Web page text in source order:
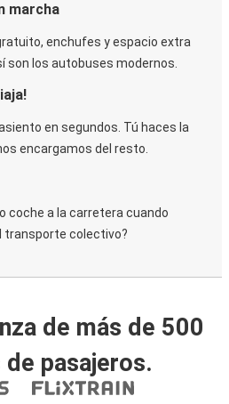
marcha
enchufes y espacio extra
son los autobuses modernos.
en segundos. Tú haces la
encargamos del resto.
coche a la carretera cuando
transporte colectivo?
de más de 500
pasajeros.